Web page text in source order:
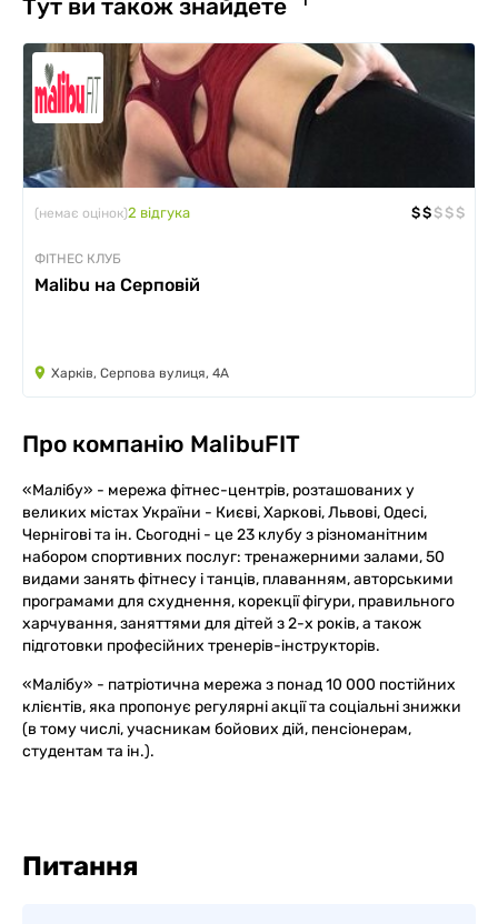
Тут ви також знайдете
(немає оцінок)2 відгукa $$ $ $ $
ФІТНЕС КЛУБ
Malibu на Серповій
Харків, Серпова вулиця, 4А
Про компанію MalibuFIT
«Малібу» - мережа фітнес-центрів, розташованих у
великих містах України - Києві, Харкові, Львові, Одесі,
Чернігові та ін. Сьогодні - це 23 клубу з різноманітним
набором спортивних послуг: тренажерними залами, 50
видами занять фітнесу і танців, плаванням, авторськими
програмами для схуднення, корекції фігури, правильного
харчування, заняттями для дітей з 2-х років, а також
підготовки професійних тренерів-інструкторів.
«Малібу» - патріотична мережа з понад 10 000 постійних
клієнтів, яка пропонує регулярні акції та соціальні знижки
(в тому числі, учасникам бойових дій, пенсіонерам,
студентам та ін.).
Питання